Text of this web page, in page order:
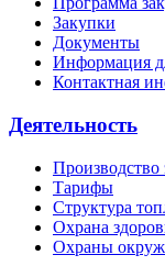
Закупки
Документы
Информация
Контактная
Деятельность
Производство
Тарифы
Структура
Охрана
Охраны